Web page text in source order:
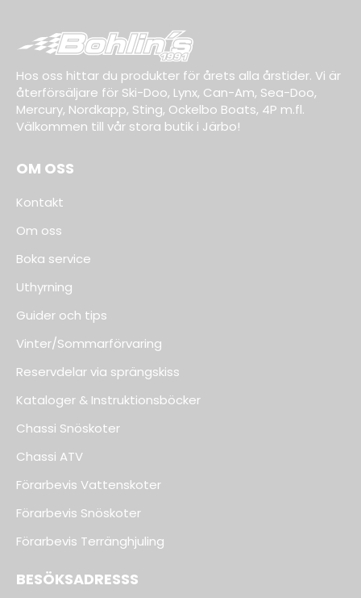
Hos oss hittar du produkter för årets alla årstider. Vi är
återförsäljare för Ski-Doo, Lynx, Can-Am, Sea-Doo,
Mercury, Nordkapp, Sting, Ockelbo Boats, 4P m.fl.
Välkommen till vår stora butik i Järbo!
OM OSS
Kontakt
Om oss
Boka service
Uthyrning
Guider och tips
Vinter/Sommarförvaring
Reservdelar via sprängskiss
Kataloger & Instruktionsböcker
Chassi Snöskoter
Chassi ATV
Förarbevis Vattenskoter
Förarbevis Snöskoter
Förarbevis Terränghjuling
BESÖKSADRESSS